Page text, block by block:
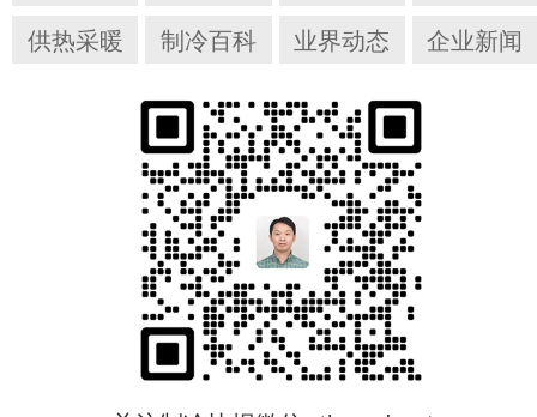
供热采暖
制冷百科 业界动态 企业新闻